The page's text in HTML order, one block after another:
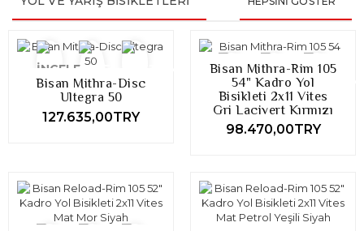
Bisan Mithra-Disc
Ultegra 50
127.635,00TRY
Bisan Mithra-Rim 105
54" Kadro Yol
Bisikleti 2x11 Vites
Gri Lacivert Kırmızı
98.470,00TRY